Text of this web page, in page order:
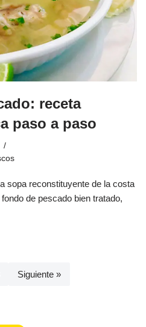
receta
paso a paso
sopa reconstituyente de la costa
de pescado bien tratado,
Siguiente »